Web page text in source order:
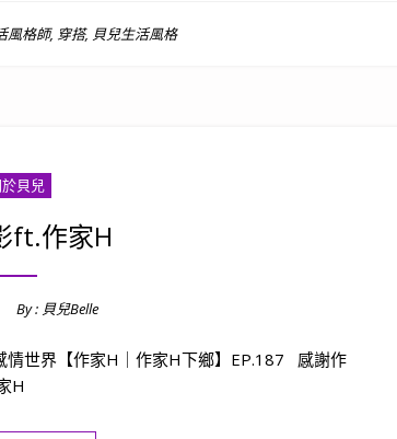
風格師, 穿搭, 貝兒生活風格
貝兒
ft.作家H
By : 貝兒Belle
情世界【作家H｜作家H下鄉】EP.187 感謝作
H